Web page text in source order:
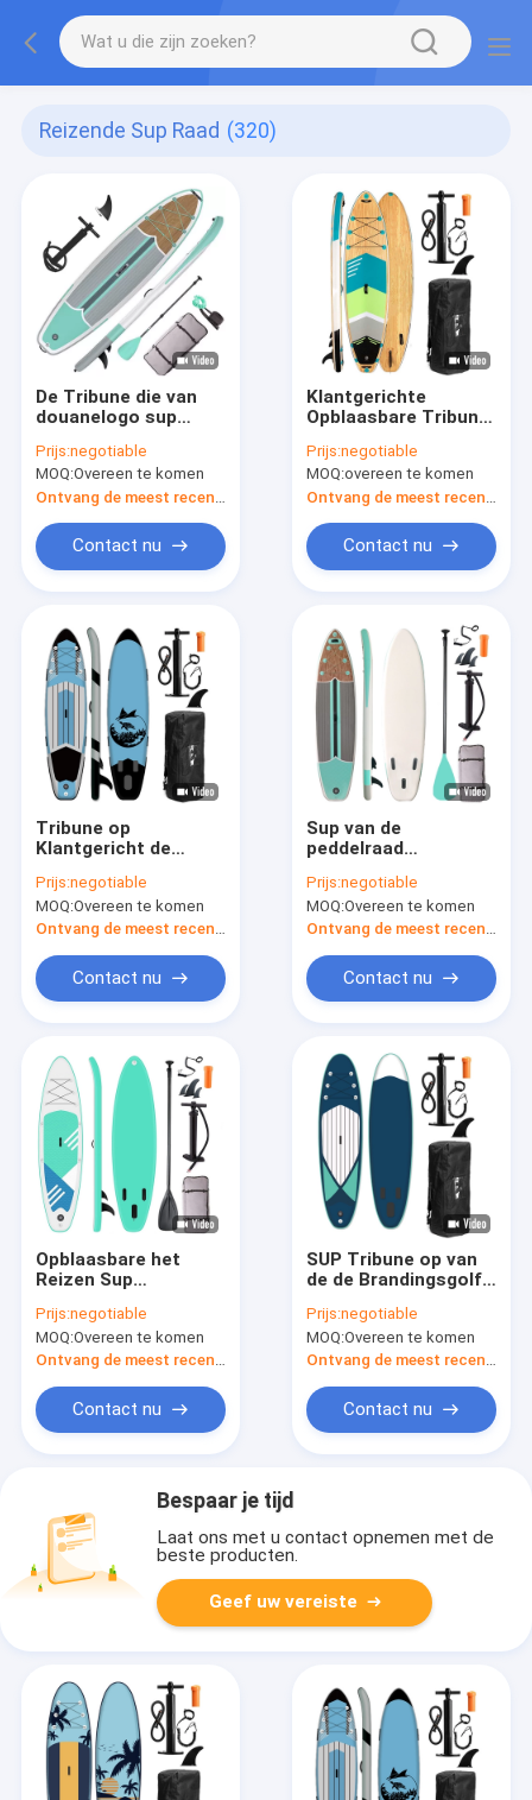
Reizende Sup Raad (320)
De Tribune die van
douanelogo sup
board omhoog Raad
ISUP surfen
Prijs:negotiable
MOQ:Overeen te komen
Contact nu
Klantgerichte
Opblaasbare Tribune
van de Raads348lbs
Capaciteit
Prijs:negotiable
MOQ:overeen te komen
Contact nu
Tribune op
Klantgericht de
Peddelraad
Prijs:negotiable
MOQ:Overeen te komen
Contact nu
Sup van de
peddelraad
omhoog Opblaasbare
Paddleboards
Prijs:negotiable
MOQ:Overeen te komen
Contact nu
Opblaasbare het
Reizen Sup
omhoog
Openluchtpeddel
vissen
Prijs:negotiable
MOQ:Overeen te komen
Ontvang de meest recente Prijs
Contact nu
SUP Tribune op van
de de Brandingsgolf
Vissende
Opblaasbare de
Peddelraad
Prijs:negotiable
MOQ:Overeen te komen
Ontvang de meest recente Prijs
Contact nu
Bespaar je tijd
Laat ons met u contact opnemen met de
beste producten.
Geef uw vereiste